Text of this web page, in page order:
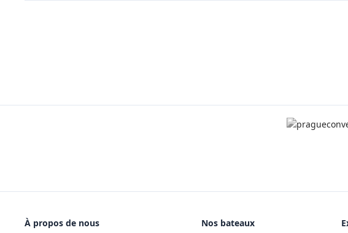
À propos de nous Nos bateaux